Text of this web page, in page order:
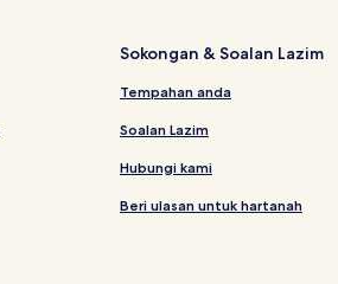
Sokongan & Soalan Lazim
Tempahan anda
Soalan Lazim
Hubungi kami
Beri ulasan untuk hartanah